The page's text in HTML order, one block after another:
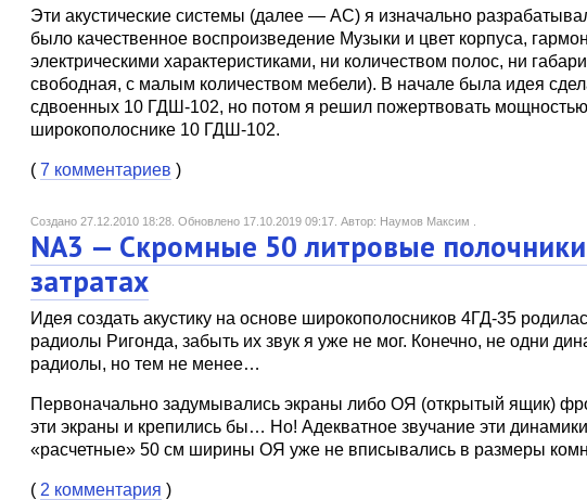
Эти акустические системы (далее — АС) я изначально
было качественное воспроизведение Музыки и цвет корпуса,
электрическими характеристиками, ни количеством полос, ни
свободная, с малым количеством мебели). В начале была идея
сдвоенных 10 ГДШ-102, но потом я решил пожертвовать
широкополоснике 10 ГДШ-102.
( 7 комментариев )
Создано 27.12.2010 18:28. Обновлено 17.10.2019 09:17. Автор: Наумов Максим .
NA3 — Скромные 50 литровые
затратах
Идея создать акустику на основе широкополосников 4ГД-35
радиолы Ригонда, забыть их звук я уже не мог. Конечно, не одни
радиолы, но тем не менее…
Первоначально задумывались экраны либо ОЯ (открытый ящик)
эти экраны и крепились бы… Но! Адекватное звучание эти
«расчетные» 50 см ширины ОЯ уже не вписывались в размеры
( 2 комментария )